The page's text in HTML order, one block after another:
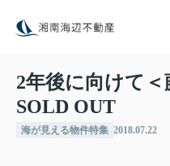
2年後に向けて＜
SOLD OUT
海が見える物件特集 2018.07.22